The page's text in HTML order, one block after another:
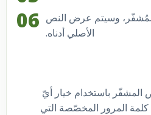
وسيتم عرض النص
الأصلي أدناه.
المشفّر باستخدام خيار أيّ
المرور المخصّصة التي